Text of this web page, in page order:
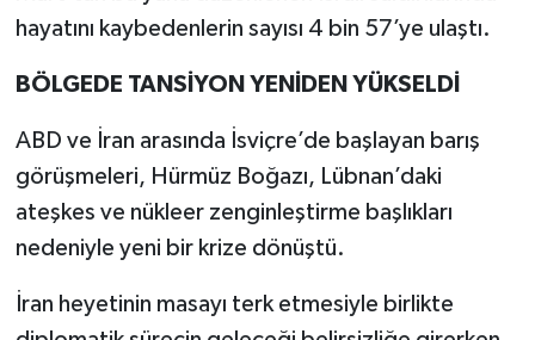
hayatını kaybedenlerin sayısı 4 bin 57’ye ulaştı.
BÖLGEDE TANSİYON YENİDEN YÜKSELDİ
ABD ve İran arasında İsviçre’de başlayan barış
görüşmeleri, Hürmüz Boğazı, Lübnan’daki
ateşkes ve nükleer zenginleştirme başlıkları
nedeniyle yeni bir krize dönüştü.
İran heyetinin masayı terk etmesiyle birlikte